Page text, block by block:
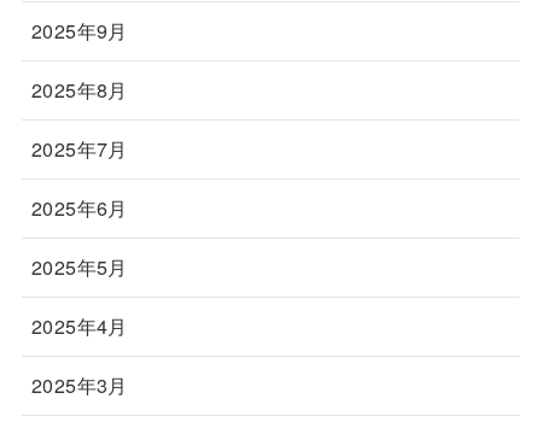
2025年9月
2025年8月
2025年7月
2025年6月
2025年5月
2025年4月
2025年3月